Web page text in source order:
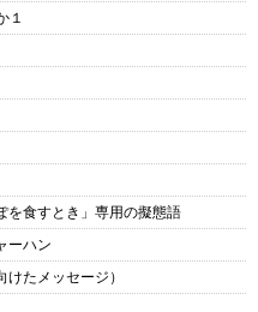
１
を食すとき」専用の擬態語
ーハン
たメッセージ）